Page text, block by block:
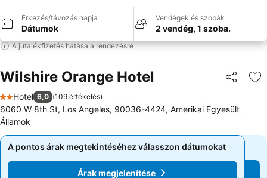
Érkezés/távozás napja
Dátumok
Vendégek és szobák
2 vendég, 1 szoba.
A jutalékfizetés hatása a rendezésre
Wilshire Orange Hotel
2 Kategória
Hotel 6,0 (109 értékelés)
6060 W 8th St, Los Angeles, 90036-4424, Amerikai Egyesült
Államok
A pontos árak megtekintéséhez válasszon dátumokat
Árak megjelenítése
A pontos árak megtekintéséhez válasszon dátumokat
Árak megjelenítése